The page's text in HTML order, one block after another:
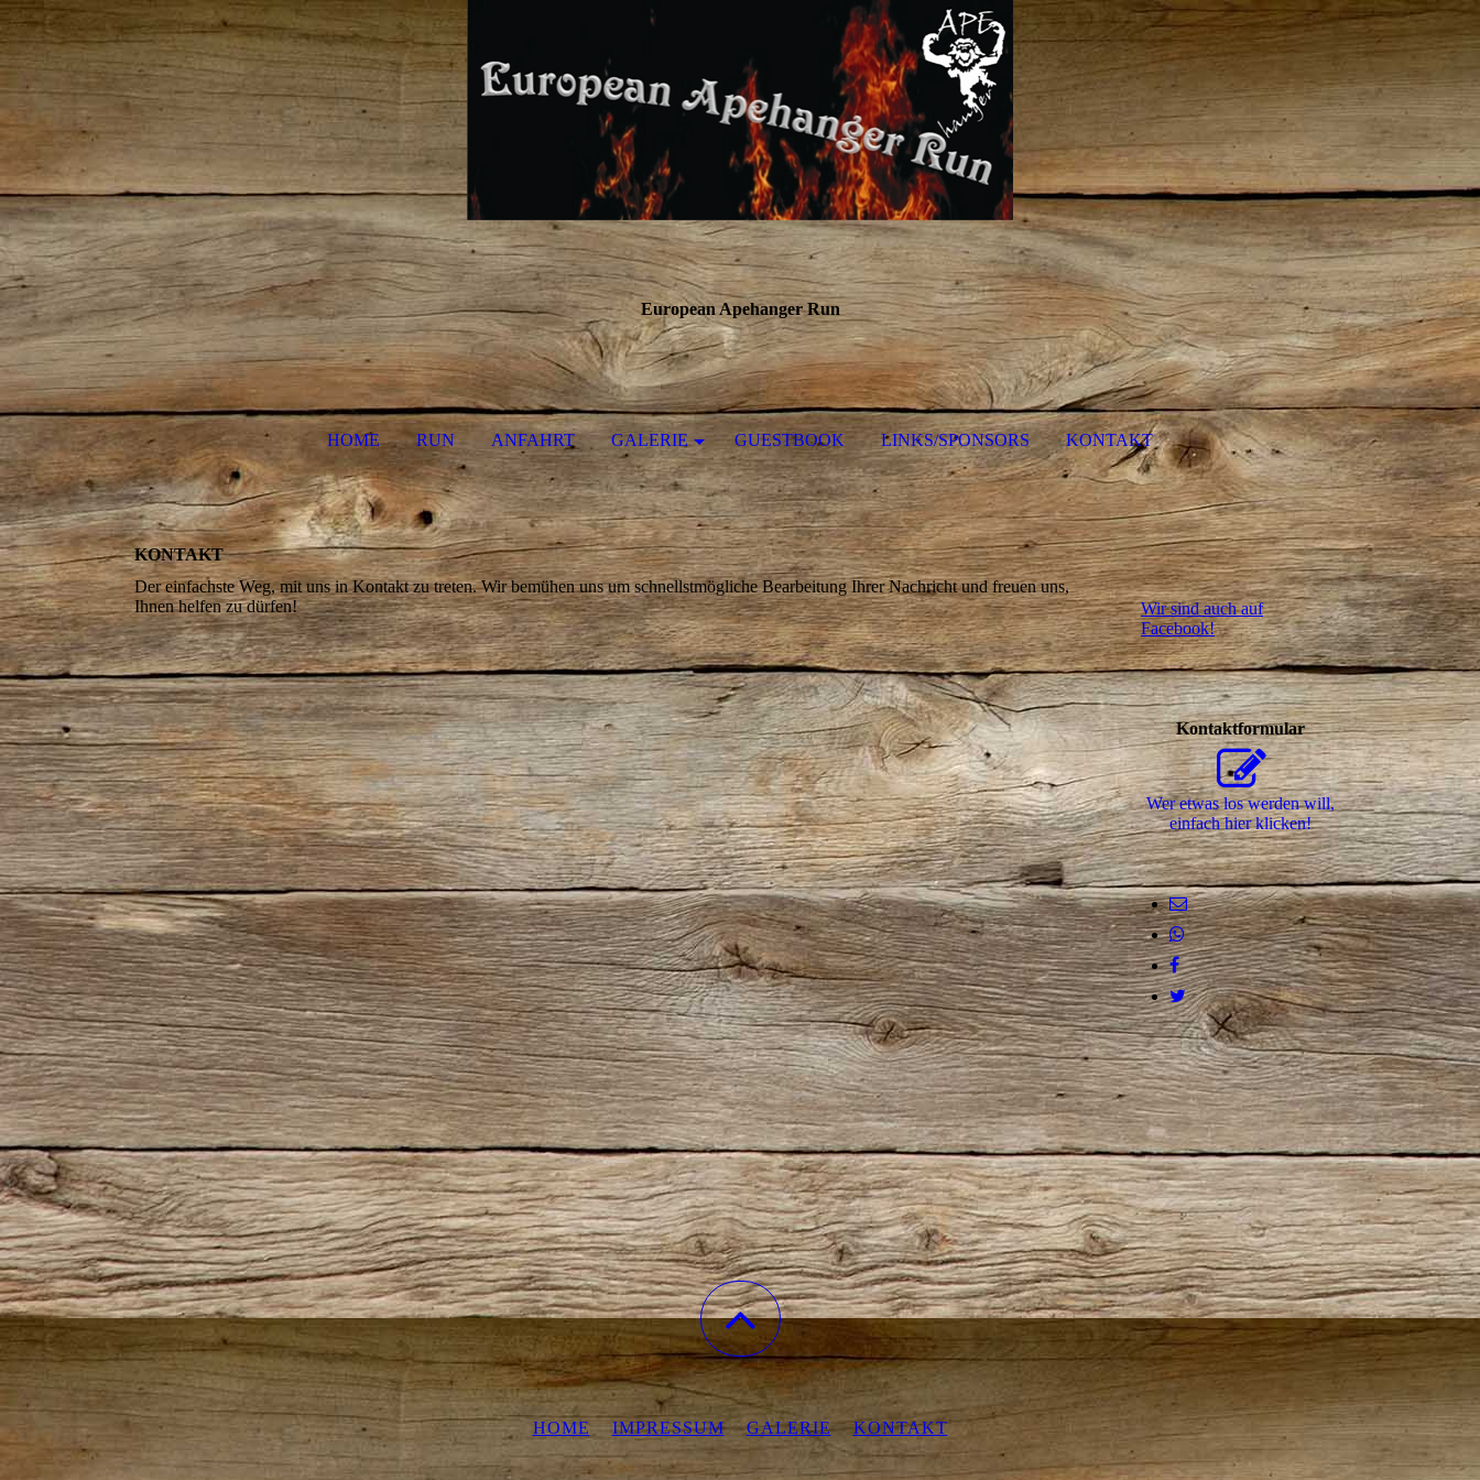
European Apehanger Run
HOME RUN ANFAHRT GALERIE GUESTBOOK LINKS/SPONSORS KONTAKT
KONTAKT
Der einfachste Weg, mit uns in Kontakt zu treten. Wir bemühen uns um schnellstmögliche Bearbeitung Ihrer Nachricht und freuen uns,
Ihnen helfen zu dürfen!
Wir sind auch auf
Facebook!
Kontaktformular
Wer etwas los werden will,
einfach hier klicken!
HOME IMPRESSUM GALERIE KONTAKT